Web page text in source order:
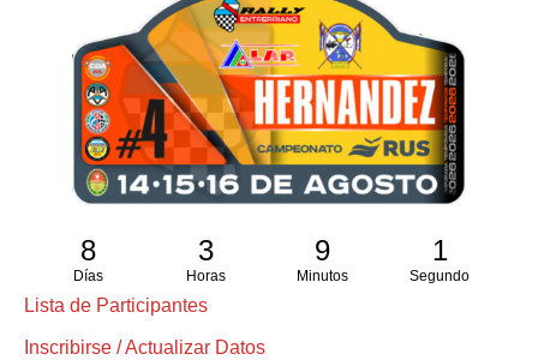
8
Días
3
Horas
9
Minutos
0
Segundos
Lista de Participantes
Inscribirse / Actualizar Datos